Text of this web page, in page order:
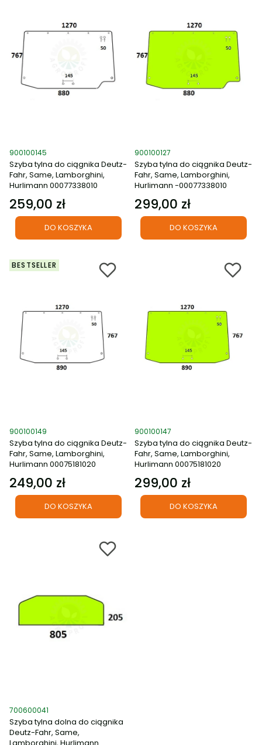
Kod produktu
900100145
Szyba tylna do ciągnika Deutz-
Fahr, Same, Lamborghini,
Hurlimann 00077338010
Cena
259,00 zł
DO KOSZYKA
Kod produktu
900100127
Szyba tylna do ciągnika Deutz-
Fahr, Same, Lamborghini,
Hurlimann -00077338010
Cena
299,00 zł
DO KOSZYKA
BESTSELLER
Kod produktu
900100149
Szyba tylna do ciągnika Deutz-
Fahr, Same, Lamborghini,
Hurlimann 00075181020
Cena
249,00 zł
DO KOSZYKA
Kod produktu
900100147
Szyba tylna do ciągnika Deutz-
Fahr, Same, Lamborghini,
Hurlimann 00075181020
Cena
299,00 zł
DO KOSZYKA
Kod produktu
700600041
Szyba tylna dolna do ciągnika
Deutz-Fahr, Same,